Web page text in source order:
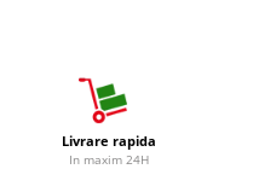
Livrare rapida
In maxim 24H